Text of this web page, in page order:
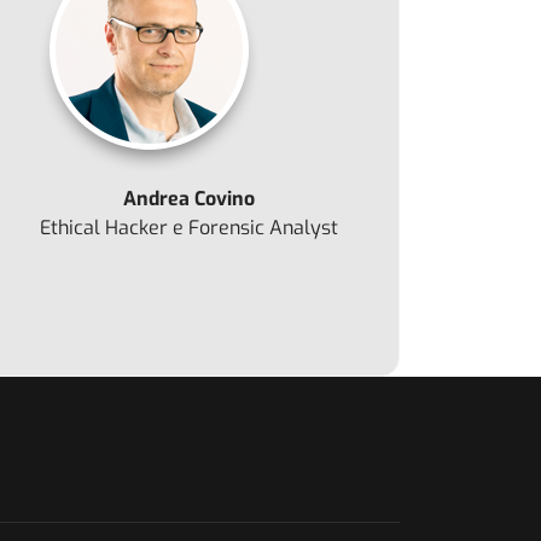
CyberCriminals: BitWise Spider il gruppo dietro Black Cat
Andrea Covino
Ethical Hacker e Forensic Analyst